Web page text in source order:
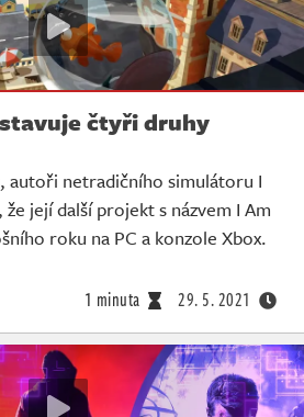
čtyři druhy
autoři netradičního simulátoru I
její další projekt s názvem I Am
roku na PC a konzole Xbox.
1 minuta 29. 5. 2021